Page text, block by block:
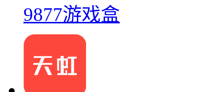
9877游戏盒